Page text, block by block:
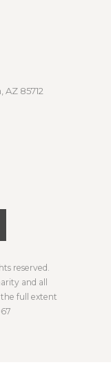
85712
reserved.
and all
full extent